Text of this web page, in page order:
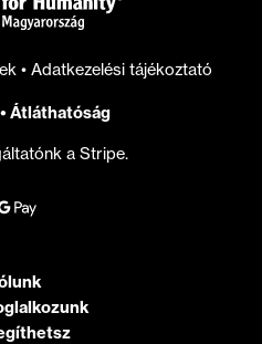
• Adatkezelési tájékoztató
• Átláthatóság
a Stripe.